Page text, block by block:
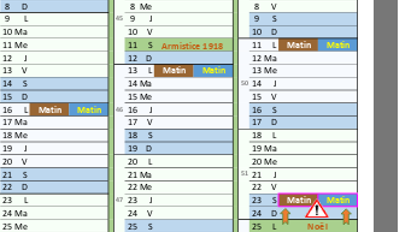
READ MORE